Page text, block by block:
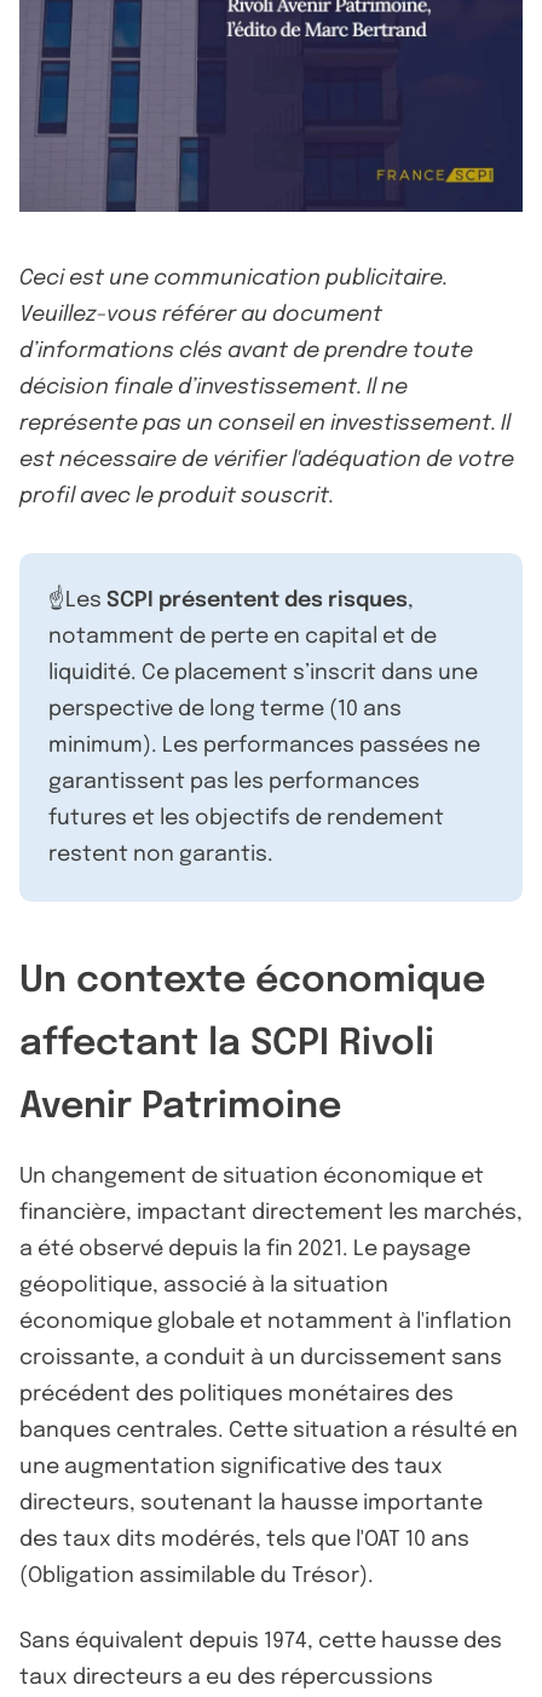
Ceci est une communication publicitaire.
Veuillez-vous référer au document
d’informations clés avant de prendre toute
décision finale d’investissement. Il ne
représente pas un conseil en investissement. Il
est nécessaire de vérifier l'adéquation de votre
profil avec le produit souscrit.
☝️Les SCPI présentent des risques,
notamment de perte en capital et de
liquidité. Ce placement s’inscrit dans une
perspective de long terme (10 ans
minimum). Les performances passées ne
garantissent pas les performances
futures et les objectifs de rendement
restent non garantis.
Un contexte économique
affectant la SCPI Rivoli
Avenir Patrimoine
Un changement de situation économique et
financière, impactant directement les marchés,
a été observé depuis la fin 2021. Le paysage
géopolitique, associé à la situation
économique globale et notamment à l'inflation
croissante, a conduit à un durcissement sans
précédent des politiques monétaires des
banques centrales. Cette situation a résulté en
une augmentation significative des taux
directeurs, soutenant la hausse importante
des taux dits modérés, tels que l'OAT 10 ans
(Obligation assimilable du Trésor).
Sans équivalent depuis 1974, cette hausse des
taux directeurs a eu des répercussions